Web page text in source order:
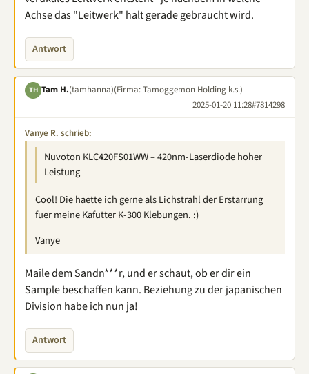
Achse das "Leitwerk" halt gerade gebraucht wird.
Antwort
TH Tam H.(tamhanna)(Firma: Tamoggemon Holding k.s.)
2025-01-20 11:28#7814298
Vanye R. schrieb:
Nuvoton KLC420FS01WW – 420nm-Laserdiode hoher
Leistung
Cool! Die haette ich gerne als Lichstrahl der Erstarrung
fuer meine Kafutter K-300 Klebungen. :)
Vanye
Maile dem Sandn***r, und er schaut, ob er dir ein
Sample beschaffen kann. Beziehung zu der japanischen
Division habe ich nun ja!
Antwort